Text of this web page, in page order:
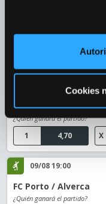
Cookies
¿Quién ganará el partido?
X
09/08 21:30
Moreirense / Braga
¿Quién ganará el partido?
4,70
1 X
09/08 19:00
FC Porto / Alverca
¿Quién ganará el partido?